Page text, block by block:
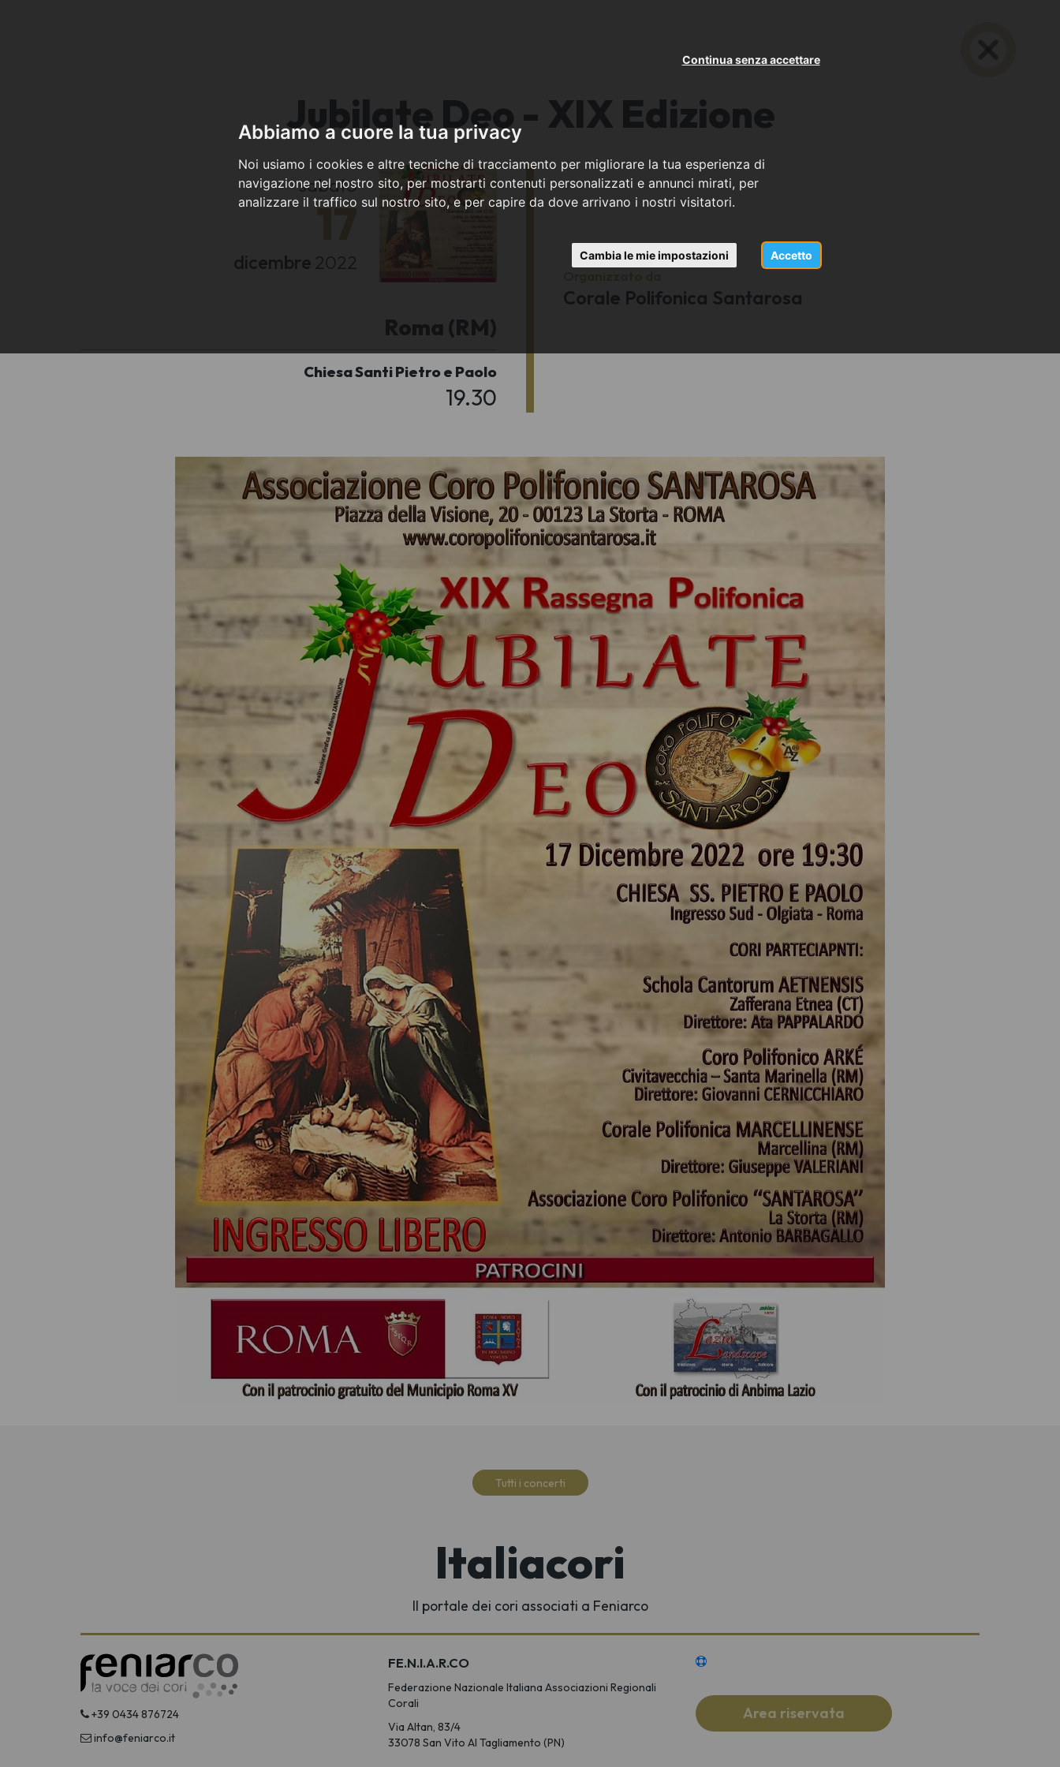
Abbiamo a cuore la tua privacy
Noi usiamo i cookies e altre tecniche di tracciamento per migliorare la tua esperienza di
navigazione nel nostro sito, per mostrarti contenuti personalizzati e annunci mirati, per
analizzare il traffico sul nostro sito, e per capire da dove arrivano i nostri visitatori.
Accetto
Continua senza accettare
Cambia le mie impostazioni
Jubilate Deo - XIX Edizione
sabato
17
dicembre 2022
Roma (RM)
Chiesa Santi Pietro e Paolo
19.30
Corale Polifonica Santarosa
Tutti i concerti
Italiacori
Il portale dei cori associati a Feniarco
+39 0434 876724
info@feniarco.it
FE.N.I.A.R.CO
Federazione Nazionale Italiana Associazioni Regionali
Corali
Via Altan, 83/4
33078 San Vito Al Tagliamento (PN)
Area riservata